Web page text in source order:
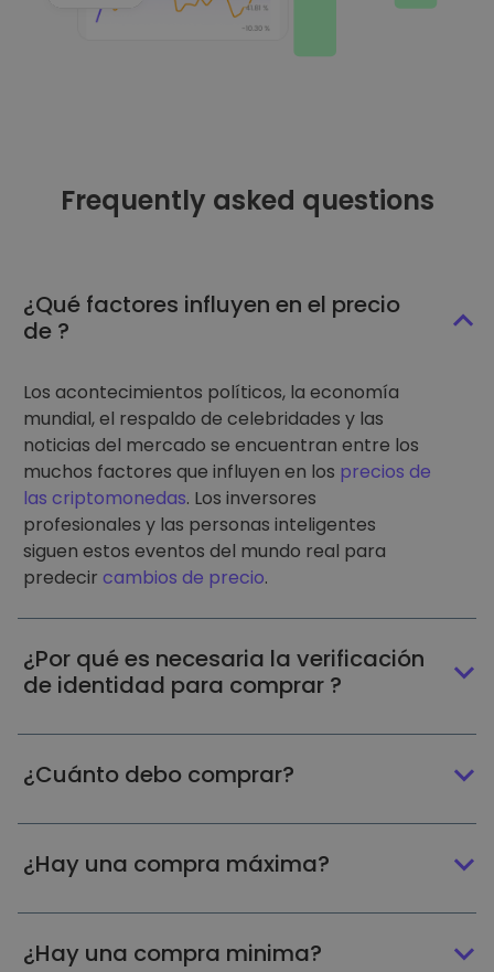
Frequently asked questions
¿Qué factores influyen en el precio
de ?
Los acontecimientos políticos, la economía
mundial, el respaldo de celebridades y las
noticias del mercado se encuentran entre los
muchos factores que influyen en los precios de
las criptomonedas. Los inversores
profesionales y las personas inteligentes
siguen estos eventos del mundo real para
predecir cambios de precio.
¿Por qué es necesaria la verificación
de identidad para comprar ?
¿Cuánto debo comprar?
¿Hay una compra máxima?
¿Hay una compra minima?